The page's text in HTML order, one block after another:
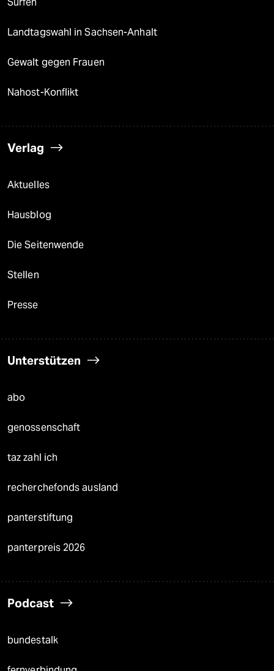
Landtagswahl in Sachsen-Anhalt
Gewalt gegen Frauen
Nahost-Konflikt
Verlag
Aktuelles
Hausblog
Die Seitenwende
Stellen
Presse
Unterstützen
abo
genossenschaft
taz zahl ich
recherchefonds ausland
panterstiftung
panterpreis 2026
Podcast
bundestalk